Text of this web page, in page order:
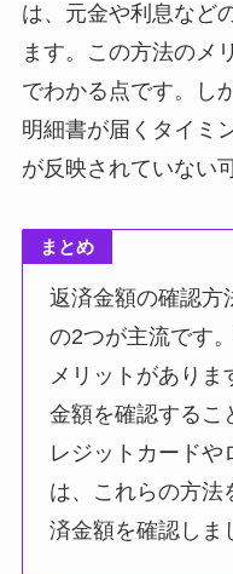
は、元金や利息など
ます。この方法のメ
でわかる点です。し
明細書が届くタイミ
が反映されていない
まとめ
返済金額の確認方
の2つが主流です
メリットがありま
金額を確認するこ
レジットカードや
は、これらの方法
済金額を確認しま